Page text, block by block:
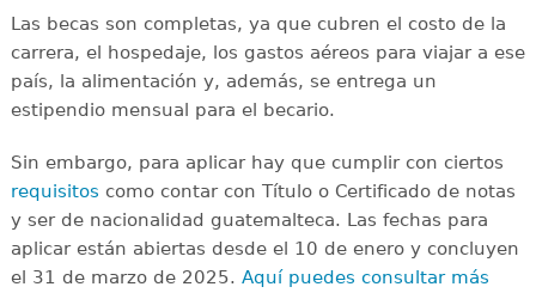
Las becas son completas, ya que cubren el costo de la
carrera, el hospedaje, los gastos aéreos para viajar a ese
país, la alimentación y, además, se entrega un
estipendio mensual para el becario.
Sin embargo, para aplicar hay que cumplir con ciertos
requisitos como contar con Título o Certificado de notas
y ser de nacionalidad guatemalteca. Las fechas para
aplicar están abiertas desde el 10 de enero y concluyen
el 31 de marzo de 2025. Aquí puedes consultar más